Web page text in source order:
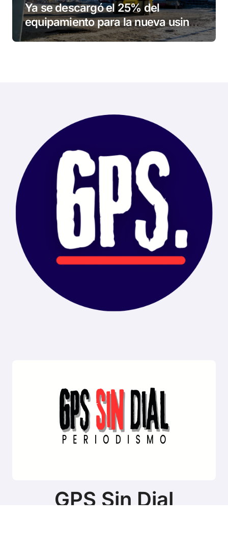
Ya se descargó el 25% del
equipamiento para la nueva usina
de Ushuaia
GPS Sin Dial